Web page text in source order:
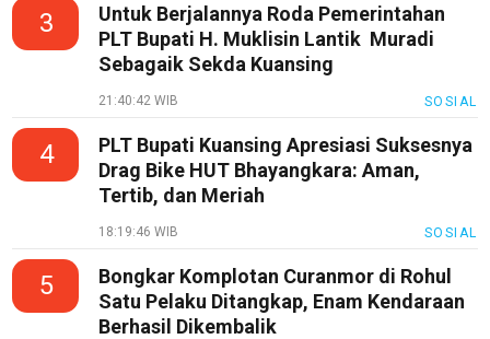
3
Untuk Berjalannya Roda Pemerintahan
PLT Bupati H. Muklisin Lantik Muradi
Sebagaik Sekda Kuansing
21:40:42 WIB SOSIAL
4
PLT Bupati Kuansing Apresiasi Suksesnya
Drag Bike HUT Bhayangkara: Aman,
Tertib, dan Meriah
18:19:46 WIB SOSIAL
5
Bongkar Komplotan Curanmor di Rohul
Satu Pelaku Ditangkap, Enam Kendaraan
Berhasil Dikembalik